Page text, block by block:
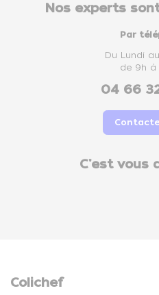
Nos experts
Par
Du Lundi
de 9h à
04 66
C'est vous
Colichef